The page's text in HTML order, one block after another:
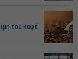
του καφέ